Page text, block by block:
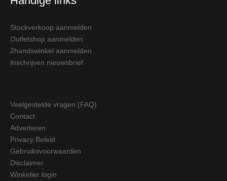
Stockverkoop aanmelden
Outletshop aanmelden
2handswinkel aanmelden
Inschrijven nieuwsbrief
Veelgestelde vragen (FAQ)
Contact
Adverteren
Privacy Beleid
Gebruiksvoorwaarden
Disclaimer
Winkelier login